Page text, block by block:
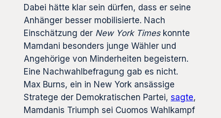
Dabei hätte klar sein dürfen, dass er seine
Anhänger besser mobilisierte. Nach
Einschätzung der New York Timeskonnte
Mamdani besonders junge Wähler und
Angehörige von Minderheiten begeistern.
Eine Nachwahlbefragung gab es nicht.
Max Burns, ein in New York ansässige
Stratege der Demokratischen Partei, sagte,
Mamdanis Triumph sei Cuomos Wahlkampf